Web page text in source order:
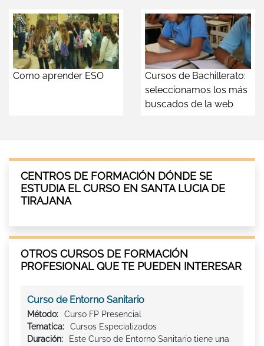
Como aprender ESO
Cursos de Bachillerato:
seleccionamos los más
buscados de la web
CENTROS DE FORMACIÓN DÓNDE SE
ESTUDIA EL CURSO EN SANTA LUCIA DE
TIRAJANA
OTROS CURSOS DE FORMACIÓN
PROFESIONAL QUE TE PUEDEN INTERESAR
Curso de Entorno Sanitario
Método:
Curso FP Presencial
Tematica:
Cursos Especializados
Duración:
Este Curso de Entorno Sanitario tiene una